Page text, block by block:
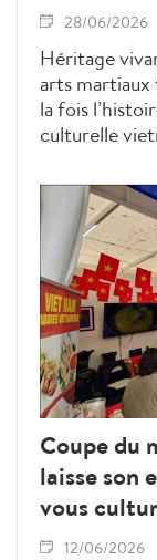
28/06/2026
Héritage
arts
la fois
culturelle
de
comme un
patrimoine
touristique
Coupe du
laisse son
vous
12/06/2026